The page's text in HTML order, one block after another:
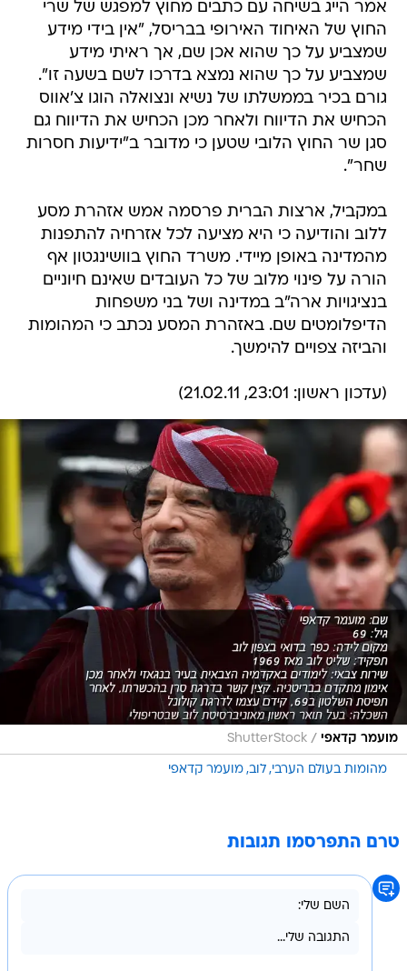
אמר הייג בשיחה עם כתבים מחוץ למפגש של שרי
החוץ של האיחוד האירופי בבריסל, "אין בידי מידע
שמצביע על כך שהוא אכן שם, אך ראיתי מידע
שמצביע על כך שהוא נמצא בדרכו לשם בשעה זו".
גורם בכיר בממשלתו של נשיא ונצואלה הוגו צ'אווס
הכחיש את הדיווח ולאחר מכן הכחיש את הדיווח גם
סגן שר החוץ הלובי שטען כי מדובר ב"ידיעות חסרות
שחר".
במקביל, ארצות הברית פרסמה אמש אזהרת מסע
ללוב והודיעה כי היא מציעה לכל אזרחיה להתפנות
מהמדינה באופן מיידי. משרד החוץ בוושינגטון אף
הורה על פינוי מלוב של כל העובדים שאינם חיוניים
בנציגויות ארה"ב במדינה ושל בני משפחות
הדיפלומטים שם. באזהרת המסע נכתב כי המהומות
והביזה צפויים להימשך.
(עדכון ראשון: 23:01, 21.02.11)
מועמר קדאפי /
ShutterStock
מהומות בעולם הערבי לוב מועמר קדאפי
טרם התפרסמו תגובות